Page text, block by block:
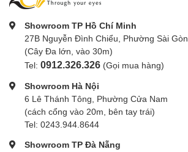
Showroom TP Hồ Chí Minh
27B Nguyễn Đình Chiểu, Phường Sài Gòn
(Cây Đa lớn, vào 30m)
Tel: 0912.326.326 (Gọi mua hàng)
Showroom Hà Nội
6 Lê Thánh Tông, Phường Cửa Nam
(cách cổng vào 20m, bên tay trái)
Tel: 0243.944.8644
Showroom TP Đà Nẵng